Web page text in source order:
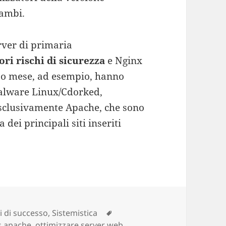
di primaria
rischi di sicurezza e Nginx
mese, ad esempio, hanno
Linux/Cdorked,
Apache, che sono
dei principali siti inseriti
di successo, Sistemistica